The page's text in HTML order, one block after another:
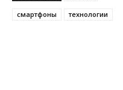
смартфоны технологии